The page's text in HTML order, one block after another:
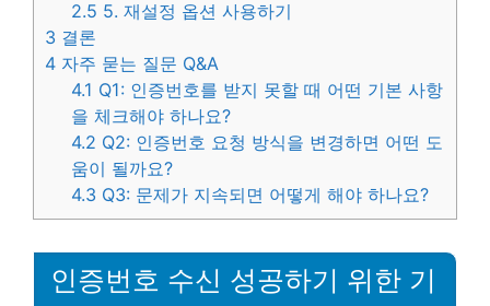
2.5 5. 재설정 옵션 사용하기
3 결론
4 자주 묻는 질문 Q&A
4.1 Q1: 인증번호를 받지 못할 때 어떤 기본 사항
을 체크해야 하나요?
4.2 Q2: 인증번호 요청 방식을 변경하면 어떤 도
움이 될까요?
4.3 Q3: 문제가 지속되면 어떻게 해야 하나요?
인증번호 수신 성공하기 위한 기